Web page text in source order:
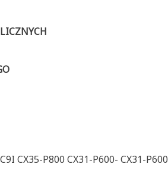
CX35-P800 CX31-P600- CX31-P600